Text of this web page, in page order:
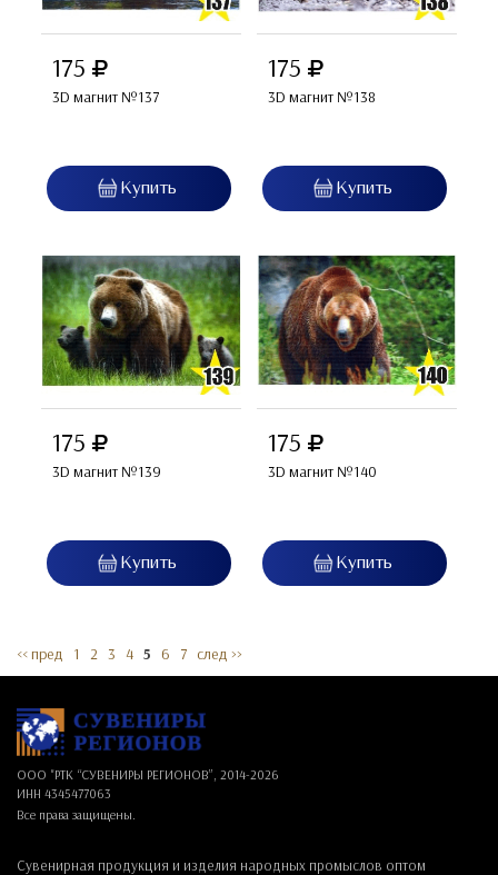
175
3D магнит №137
175
3D магнит №138
175
3D магнит №139
175
3D магнит №140
<< пред 1 2 3 4 5 6 7 след >>
ООО "РТК “СУВЕНИРЫ РЕГИОНОВ”, 2014-2026
ИНН 4345477063
Все права защищены.
Сувенирная продукция и изделия народных промыслов оптом